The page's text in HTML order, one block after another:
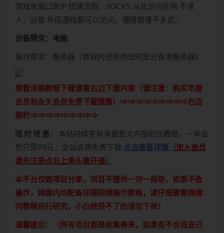
游戏单窗口单IP 搭建流程，SOCK5 从此访问外网 不求
人，谷歌 外国游戏都可以访问。懂得都懂不多说。
设备需求：电脑
操作需求：服务器（教程内使用的是阿里云香港服务器）
想看详细教程下载请看右边下载内容（请注意： 购买年度
会员和永久会员免费下载观看）⇒⇒⇒⇒⇒⇒⇒⇒⇒右边
侧栏⇒⇒⇒⇒⇒⇒⇒⇒⇒
限 时 特 惠： 本站持续更新海量各大内部创业教程，一年会
员只需98元，全站资源免费下载 点击查看详情 （加入会员
请先注册点右上角头像开通）
本平台仅做项目分享，项目不提供一对一指导，如果不会
操作，网盘内均配备详细视频操作教程，请仔细查看网盘
内教程自行研究，小白接受不了的请勿下单！
温馨提示：（所有项目都是收集得来，如果有不合适自己